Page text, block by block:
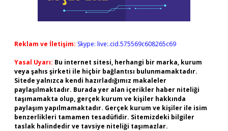
Reklam ve İletişim: Skype: live:.cid.575569c608265c69
Yasal Uyarı: Bu internet sitesi, herhangi bir marka, kurum
veya şahıs şirketi ile hiçbir bağlantısı bulunmamaktadır.
Sitede yalnızca kendi hazırladığımız makaleler
paylaşılmaktadır. Burada yer alan içerikler haber niteliği
taşımamakta olup, gerçek kurum ve kişiler hakkında
paylaşım yapılmamaktadır. Gerçek kurum ve kişiler ile isim
benzerlikleri tamamen tesadüfidir. Sitemizdeki bilgiler
taslak halindedir ve tavsiye niteliği taşımazlar.